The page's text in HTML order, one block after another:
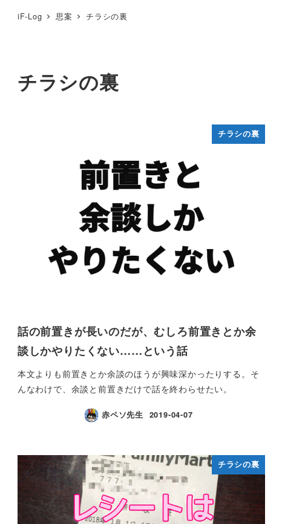
iF-Log 思案 チラシの裏
チラシの裏
チラシの裏
話の前置きが長いのだが、むしろ前置きとか余
談しかやりたくない……という話
本文よりも前置きとか余談のほうが興味深かったりする。そ
んなわけで、余談と前置きだけで話を終わらせたい。
赤ペソ先生 2019-04-07
チラシの裏